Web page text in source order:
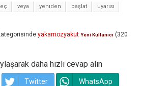
veya yenıden başlat
uyarısı
yakamozyakut Yeni Kullanıcı (320
daha hızlı cevap alın
Twitter WhatsApp